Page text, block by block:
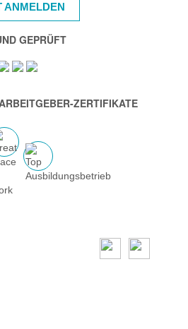
ANMELDEN
GEPRÜFT
ZERTIFIKATE